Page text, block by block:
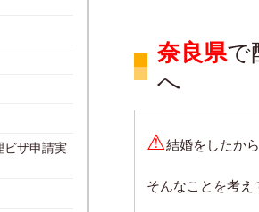
奈良県で
へ
⚠結婚をしたか
そんなことを考え
ビザ申請実